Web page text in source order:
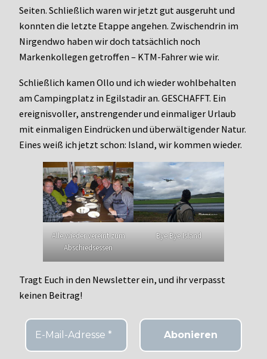
Seiten. Schließlich waren wir jetzt gut ausgeruht und
konnten die letzte Etappe angehen. Zwischendrin im
Nirgendwo haben wir doch tatsächlich noch
Markenkollegen getroffen – KTM-Fahrer wie wir.
Schließlich kamen Ollo und ich wieder wohlbehalten
am Campingplatz in Egilstadir an. GESCHAFFT. Ein
ereignisvoller, anstrengender und einmaliger Urlaub
mit einmaligen Eindrücken und überwältigender Natur.
Eines weiß ich jetzt schon: Island, wir kommen wieder.
Alle wieder vereint zum
Abschiedsessen
Bye Bye Island
Tragt Euch in den Newsletter ein, und ihr verpasst
keinen Beitrag!